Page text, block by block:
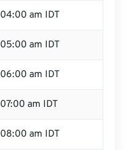
04:00 am IDT
05:00 am IDT
06:00 am IDT
07:00 am IDT
08:00 am IDT